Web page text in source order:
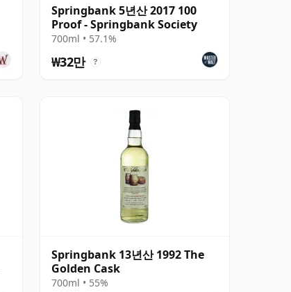
Springbank 5년산 2017 100
Proof - Springbank Society
700ml • 57.1%
₩32만 ?
Springbank 13년산 1992 The
Golden Cask
700ml • 55%